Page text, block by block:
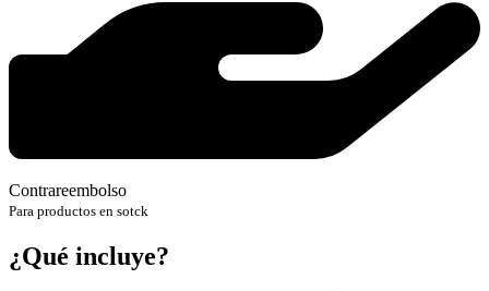
Contrareembolso
Para productos en sotck
¿Qué incluye?